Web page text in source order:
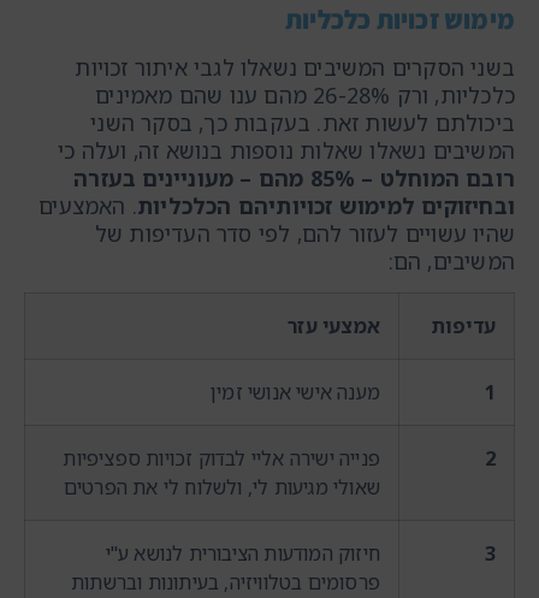
מימוש זכויות כלכליות
בשני הסקרים המשיבים נשאלו לגבי איתור זכויות
כלכליות, ורק 26-28% מהם ענו שהם מאמינים
ביכולתם לעשות זאת. בעקבות כך, בסקר השני
המשיבים נשאלו שאלות נוספות בנושא זה, ועלה כי
רובם המוחלט –
85% מהם – מעוניינים בעזרה
ובחיזוקים למימוש זכויותיהם הכלכליות. האמצעים
שהיו עשויים לעזור להם, לפי סדר העדיפות של
המשיבים, הם:
עדיפות אמצעי עזר
1 מענה אישי אנושי זמין
2
פנייה ישירה אליי לבדוק זכויות ספציפיות
שאולי מגיעות לי, ולשלוח לי את הפרטים
3
חיזוק המודעות הציבורית לנושא ע"י
פרסומים בטלוויזיה, בעיתונות וברשתות